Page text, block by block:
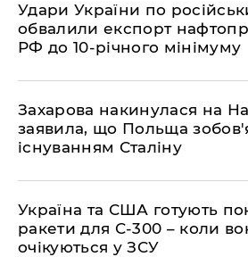
​Удари України по
обвалили експорт
РФ до 10-річного мінімуму
​Захарова накинулася на
заявила, що Польща
існуванням Сталіну
​Україна та США готують
ракети для С-300 – коли
очікуються у ЗСУ